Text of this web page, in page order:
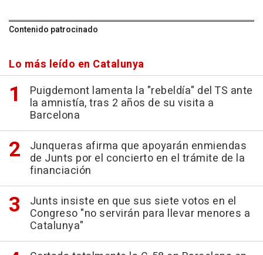
Contenido patrocinado
Lo más leído en Catalunya
Puigdemont lamenta la "rebeldía" del TS ante
la amnistía, tras 2 años de su visita a
Barcelona
Junqueras afirma que apoyarán enmiendas
de Junts por el concierto en el trámite de la
financiación
Junts insiste en que sus siete votos en el
Congreso "no servirán para llevar menores a
Catalunya"